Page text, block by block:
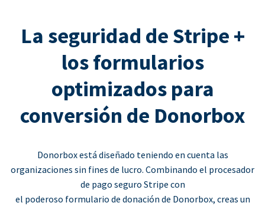
La seguridad de Stripe +
los formularios
optimizados para
conversión de Donorbox
Donorbox está diseñado teniendo en cuenta las
organizaciones sin fines de lucro. Combinando el procesador
de pago seguro Stripe con
el poderoso formulario de donación de Donorbox, creas un